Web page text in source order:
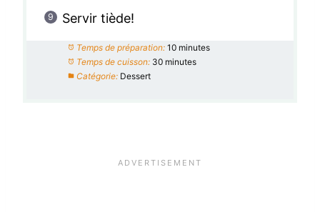
Servir tiède!
Temps de préparation: 10 minutes
Temps de cuisson: 30 minutes
Catégorie: Dessert